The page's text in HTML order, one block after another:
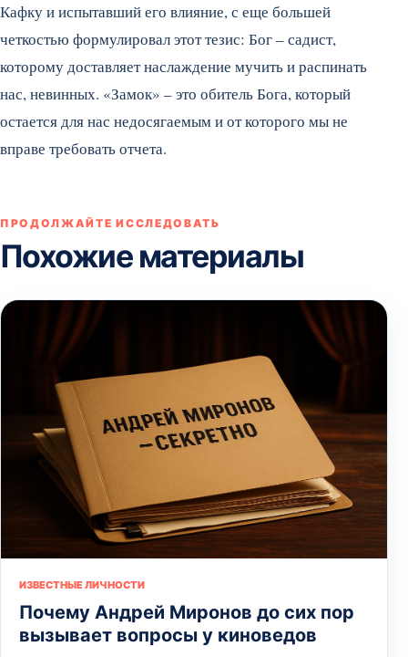
Кафку и испытавший его влияние, с еще большей
четкостью формулировал этот тезис: Бог – садист,
которому доставляет наслаждение мучить и распинать
нас, невинных. «Замок» – это обитель Бога, который
остается для нас недосягаемым и от которого мы не
вправе требовать отчета.
ПРОДОЛЖАЙТЕ ИССЛЕДОВАТЬ
Похожие материалы
ИЗВЕСТНЫЕ ЛИЧНОСТИ
Почему Андрей Миронов до сих пор
вызывает вопросы у киноведов